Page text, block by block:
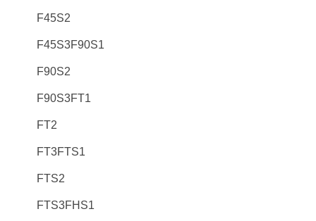
F45S2
F45S3F90S1
F90S2
F90S3FT1
FT2
FT3FTS1
FTS2
FTS3FHS1